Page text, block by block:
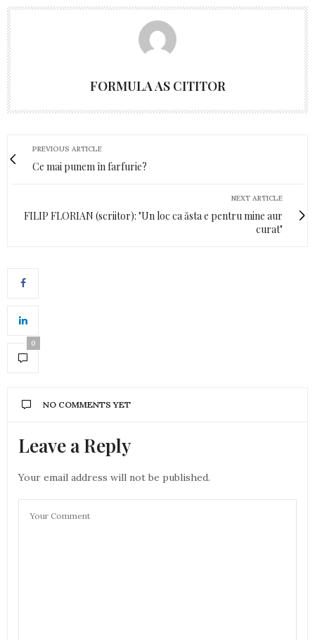
FORMULA AS CITITOR
PREVIOUS ARTICLE
Ce mai punem în farfurie?
NEXT ARTICLE
FILIP FLORIAN (scriitor): "Un loc ca ăsta e pentru mine aur
curat"
0
NO COMMENTS YET
Leave a Reply
Your email address will not be published.